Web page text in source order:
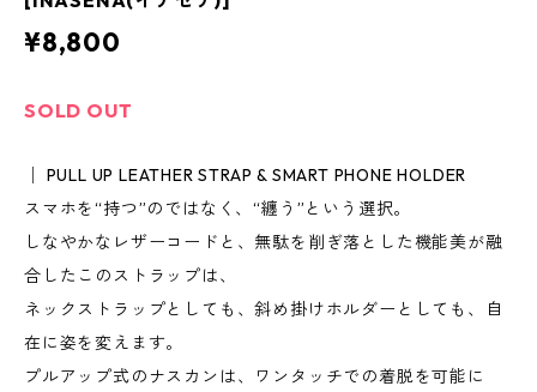
¥8,800
SOLD OUT
│ PULL UP LEATHER STRAP & SMART PHONE HOLDER
スマホを“持つ”のではなく、“纏う”という選択。
しなやかなレザーコードと、無駄を削ぎ落とした機能美が融
合したこのストラップは、
ネックストラップとしても、斜め掛けホルダーとしても、自
在に姿を変えます。
プルアップ式のナスカンは、ワンタッチでの着脱を可能に